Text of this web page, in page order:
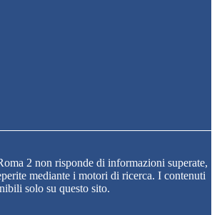
2 non risponde di informazioni superate,
mediante i motori di ricerca. I contenuti
solo su questo sito.